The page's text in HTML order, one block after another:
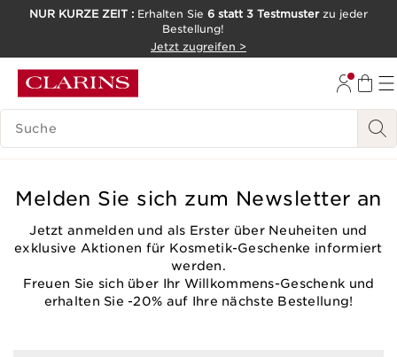
NUR KURZE ZEIT : Erhalten Sie 6 statt 3 Testmusterzu jeder
Bestellung!
Jetzt zugreifen >
LEGENDE SUCHEN
Melden Sie sich zum Newsletter an
Jetzt anmelden und als Erster über Neuheiten und
exklusive Aktionen für Kosmetik-Geschenke informiert
werden.
Freuen Sie sich über Ihr Willkommens-Geschenk und
erhalten Sie -20% auf Ihre nächste Bestellung!